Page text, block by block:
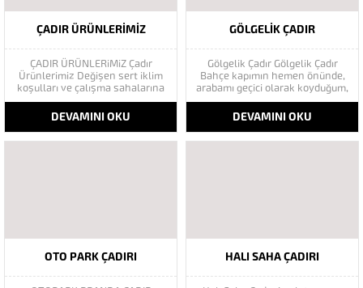
ÇADIR ÜRÜNLERIMIZ
ÇADIR ÜRÜNLERiMiZ Çadır
Ürünlerimiz Değişen sert iklim
koşulları ve çalışma sahalarına
uygun ortamlar oluşturmanın en
pratik yolu olarak kullanılan
şantiyeler birden fazla amaca
hizmet etmek için en uygun
DEVAMINI OKU
GÖLGELIK ÇADIR
Gölgelik Çadır Gölgelik Çadır
Bahçe kapımın hemen önünde,
arabamı geçici olarak koyduğum,
park ettiğim bir kaldırım parçası
var. Bunun yanına gölge yapacak
Çadır veya Tente düşündüm.
Özellikle Afrika veya bazen de
DEVAMINI OKU
OTO PARK ÇADIRI HALI SAHA ÇADIRI